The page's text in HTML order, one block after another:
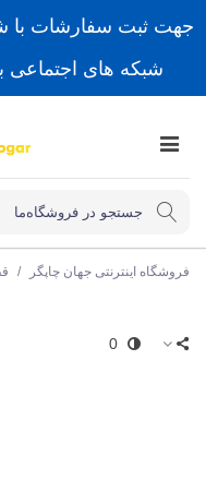
جهت ثبت سفارشات با
شبکه های اجتماعی
فروشگاه اینترنتی جهان چاپگر /
0